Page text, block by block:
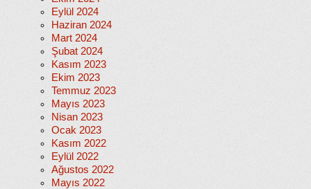
Eylül 2024
Haziran 2024
Mart 2024
Şubat 2024
Kasım 2023
Ekim 2023
Temmuz 2023
Mayıs 2023
Nisan 2023
Ocak 2023
Kasım 2022
Eylül 2022
Ağustos 2022
Mayıs 2022